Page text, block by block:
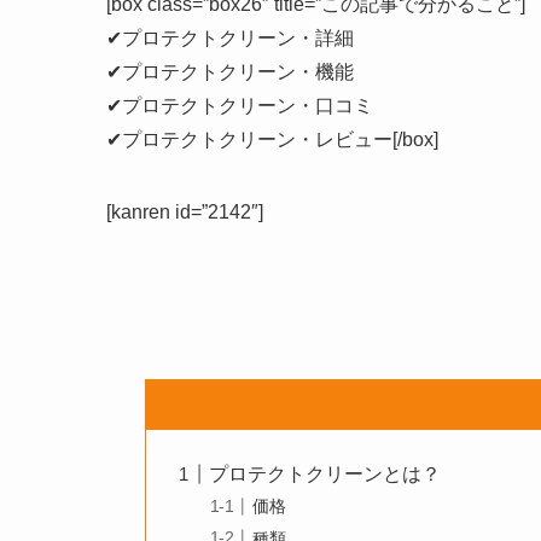
[box class=”box26″ title=”この記事で分かること”]
✔プロテクトクリーン・詳細
✔プロテクトクリーン・機能
✔プロテクトクリーン・口コミ
✔プロテクトクリーン・レビュー[/box]
[kanren id=”2142″]
プロテクトクリーンとは？
価格